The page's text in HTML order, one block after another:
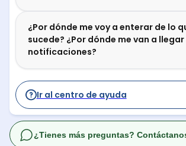
¿Por dónde me voy a enterar de lo
sucede? ¿Por dónde me van a llegar
notificaciones?
Ir al centro de ayuda
¿Tienes más preguntas?